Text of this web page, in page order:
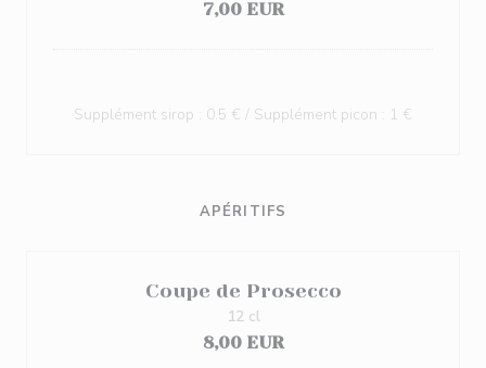
7,00 EUR
Supplément sirop : 0.5 € / Supplément picon : 1 €
APÉRITIFS
Coupe de Prosecco
8,00 EUR
12 cl